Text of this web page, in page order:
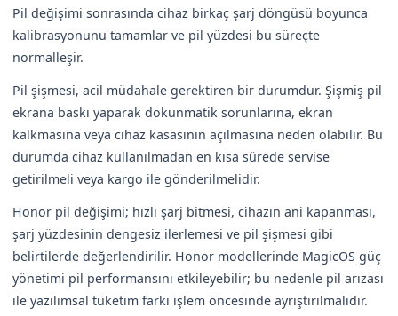
Pil değişimi sonrasında cihaz birkaç şarj döngüsü boyunca
kalibrasyonunu tamamlar ve pil yüzdesi bu süreçte
normalleşir.
Pil şişmesi, acil müdahale gerektiren bir durumdur. Şişmiş pil
ekrana baskı yaparak dokunmatik sorunlarına, ekran
kalkmasına veya cihaz kasasının açılmasına neden olabilir. Bu
durumda cihaz kullanılmadan en kısa sürede servise
getirilmeli veya kargo ile gönderilmelidir.
Honor pil değişimi; hızlı şarj bitmesi, cihazın ani kapanması,
şarj yüzdesinin dengesiz ilerlemesi ve pil şişmesi gibi
belirtilerde değerlendirilir. Honor modellerinde MagicOS güç
yönetimi pil performansını etkileyebilir; bu nedenle pil arızası
ile yazılımsal tüketim farkı işlem öncesinde ayrıştırılmalıdır.